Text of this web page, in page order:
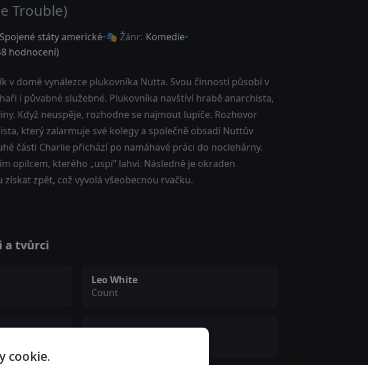
Trouble)
Spojené státy americké 🎭 Žánr: Komedie
hodnocení)
v domě vynálezce plukovníka Nutta. Svou činností působí v
i půvabné služebné. Plukovníka navštíví hrabě anarchista,
Když neuspěje, rozhodne se najmout lupiče. Rozhovor
který zalarmuje své kolegy a společně obsadí Nuttův
části Charlie přichází po namáhavé práci do noclehárny.
opilcem, kterého „uspí“ lahví. Následně je okraden
zpět, což vyvolá všeobecnou rvačku.
a tvůrci
Leo White
Count
Bud Jamison
cookie.